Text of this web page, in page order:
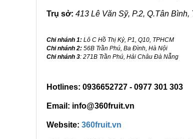
Trụ sở: 413 Lê Văn Sỹ, P.2, Q.Tân
Chi nhánh 1: Lô C Hồ Thị Kỷ, P1, Q10, TPHCM
Chi nhánh 2: 56B Trần Phú, Ba Đình, Hà Nội
Chi nhánh 3: 271B Trần Phú, Hải Châu Đà Nẵng
Hotlines: 0936652727 - 0977 301 303
Email: info@360fruit.vn
Website: 360fruit.vn